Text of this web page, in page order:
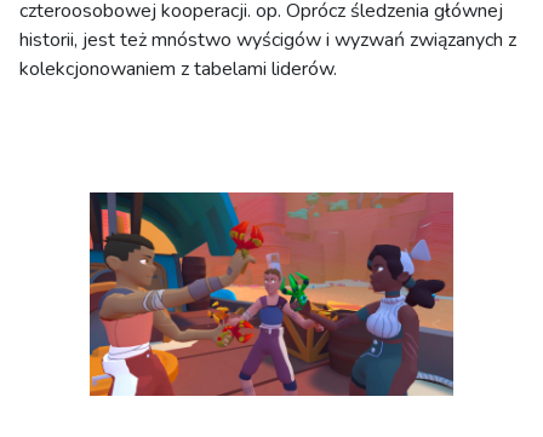
czteroosobowej kooperacji. op. Oprócz śledzenia głównej
historii, jest też mnóstwo wyścigów i wyzwań związanych z
kolekcjonowaniem z tabelami liderów.